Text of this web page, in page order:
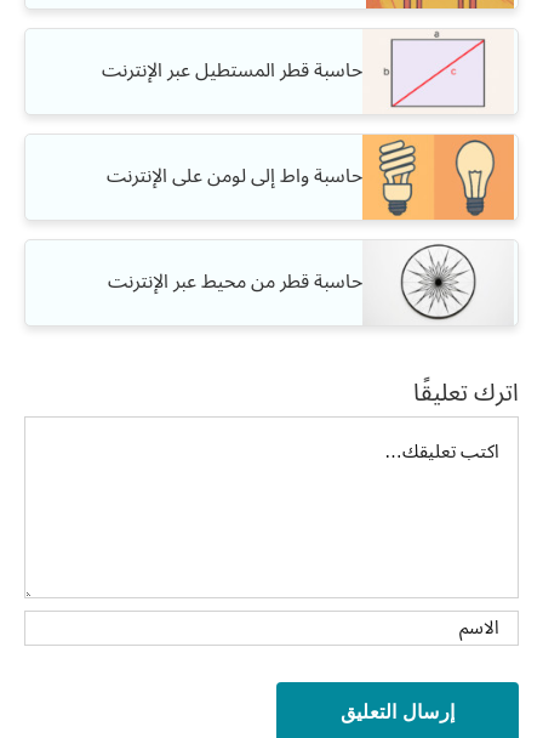
حاسبة قطر المستطيل عبر الإنترنت
حاسبة واط إلى لومن على الإنترنت
حاسبة قطر من محيط عبر الإنترنت
اترك تعليقًا
تعليق